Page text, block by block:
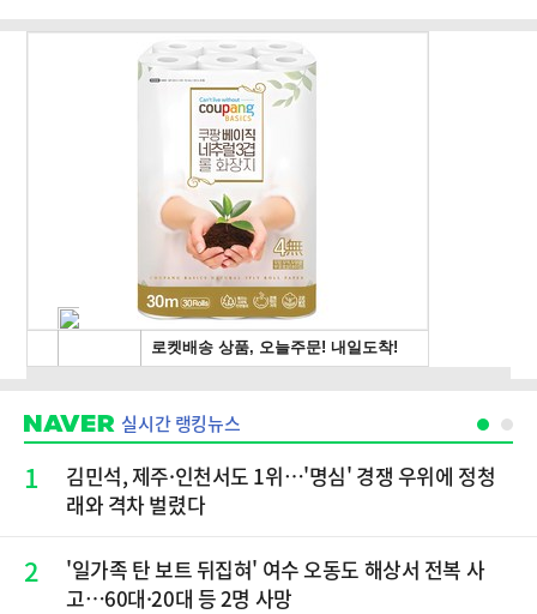
실시간 랭킹뉴스
1
김민석, 제주·인천서도 1위…'명심' 경쟁 우위에 정청
래와 격차 벌렸다
2
'일가족 탄 보트 뒤집혀' 여수 오동도 해상서 전복 사
고…60대·20대 등 2명 사망